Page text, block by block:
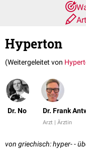
Hyperton
(Weitergeleitet von
Dr. No Dr. Frank
Arzt | Ärztin
von griechisch: hyper- -